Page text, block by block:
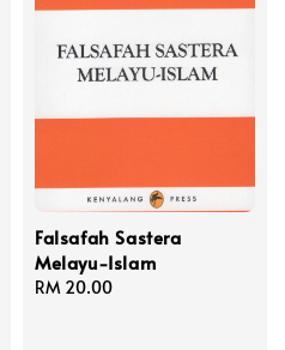
Falsafah Sastera
Melayu-Islam
Regular
RM 20.00